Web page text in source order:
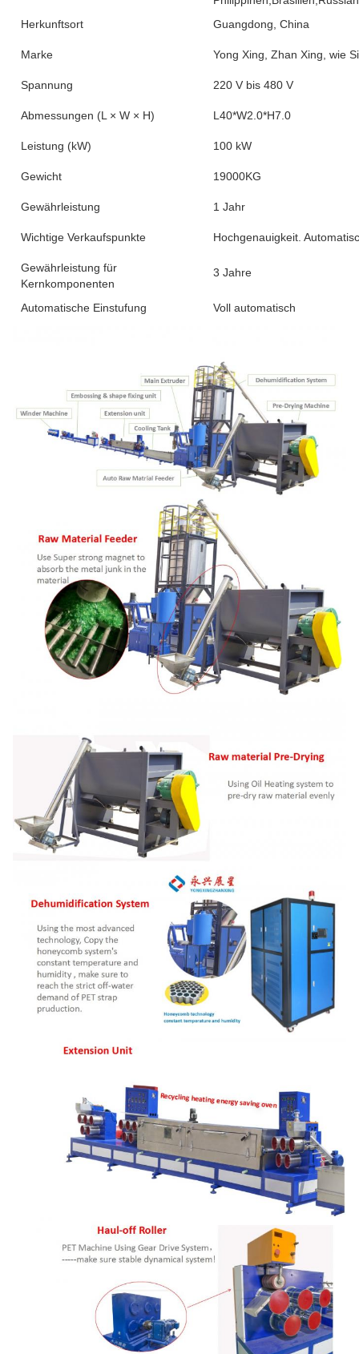
Herkunftsort
Guangdong, China
Marke Yong Xing, Zhan Xing, wie
Spannung 220 V bis 480 V
Abmessungen (L × W × H) L40*W2.0*H7.0
Leistung (kW) 100 kW
Gewicht 19000KG
Gewährleistung 1 Jahr
Wichtige Verkaufspunkte Hochgenauigkeit.
Gewährleistung für
Kernkomponenten
3 Jahre
Automatische Einstufung Voll automatisch